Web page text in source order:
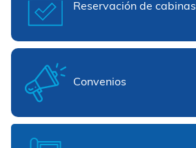
Reservación de cabinas
Convenios